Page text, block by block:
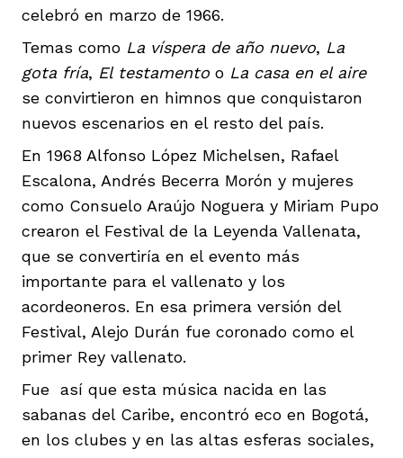
celebró en marzo de 1966.
Temas como La víspera de año nuevo, La
gota fría, El testamento o La casa en el aire
se convirtieron en himnos que conquistaron
nuevos escenarios en el resto del país.
En 1968 Alfonso López Michelsen, Rafael
Escalona, Andrés Becerra Morón y mujeres
como Consuelo Araújo Noguera y Miriam Pupo
crearon el Festival de la Leyenda Vallenata,
que se convertiría en el evento más
importante para el vallenato y los
acordeoneros. En esa primera versión del
Festival, Alejo Durán fue coronado como el
primer Rey vallenato.
Fue así que esta música nacida en las
sabanas del Caribe, encontró eco en Bogotá,
en los clubes y en las altas esferas sociales,